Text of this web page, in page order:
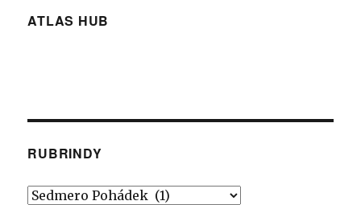
ATLAS HUB
RUBRINDY
Rubrindy